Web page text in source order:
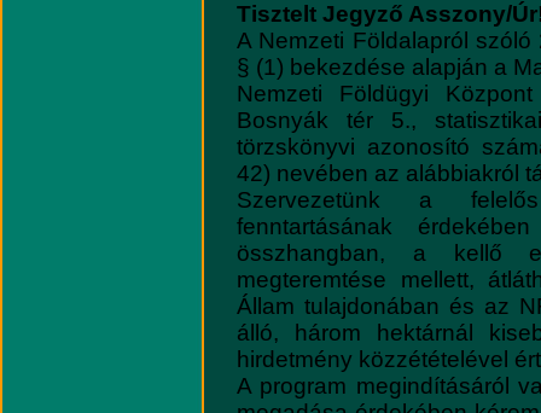
Tisztelt Jegyző Asszony/
A Nemzeti Földalapról
§ (1) bekezdése alapján a
Nemzeti Földügyi
Bosnyák tér 5.,
törzskönyvi azonosító
42) nevében az alábbiakról
Szervezetünk a felelős
fenntartásának
összhangban, a kellő
megteremtése mellett,
Állam tulajdonában és az
álló, három hektárnál
hirdetmény közzétételével
A program megindításáról